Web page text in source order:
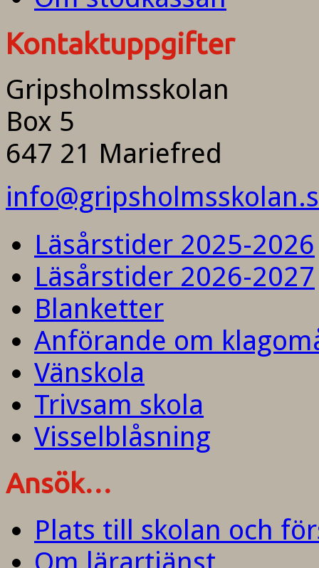
Kontaktuppgifter
Gripsholmsskolan
Box 5
647 21 Mariefred
Läsårstider 2025-2026
Läsårstider 2026-2027
Blanketter
Anförande om
Vänskola
Trivsam skola
Visselblåsning
Ansök…
Plats till skolan och